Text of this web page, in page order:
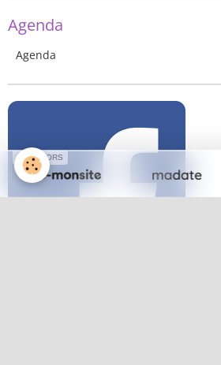
Agenda
Agenda
SPONSORS